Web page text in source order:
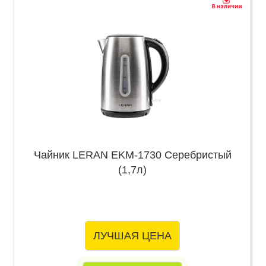
Чайник LERAN EKM-1730 Серебристый
(1,7л)
ЛУЧШАЯ ЦЕНА